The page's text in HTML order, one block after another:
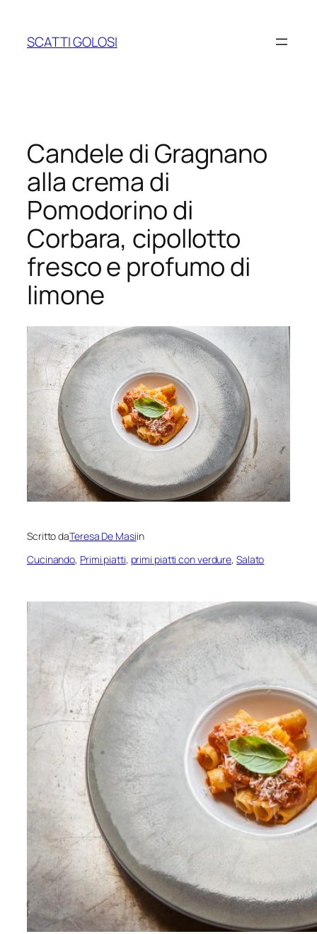
contenuto
SCATTI GOLOSI
Candele di Gragnano
alla crema di
Pomodorino di
Corbara, cipollotto
fresco e profumo di
limone
Scritto daTeresa De Masiin
Cucinando, Primi piatti, primi piatti con verdure, Salato